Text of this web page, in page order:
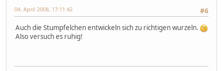
#6
04. April 2008, 17:11:42
Auch die Stumpfelchen entwickeln sich zu richtigen wurzeln.
Also versuch es ruhig!